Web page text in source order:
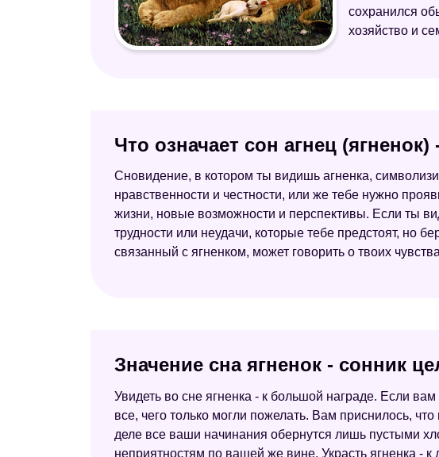
сохранился
хозяйство и
Что означает сон агнец
Сновидение, в котором ты видишь агненка,
нравственности и честности, или же тебе нужно
жизни, новые возможности и перспективы. Если ты
трудности или неудачи, которые тебе предстоят, но
связанный с ягненком, может говорить о твоих
Значение сна ягненок - сонник
Увидеть во сне ягненка - к большой награде. Если
все, чего только могли пожелать. Вам приснилось,
деле все ваши начинания обернутся лишь пустыми
неприятностям по вашей же вине. Украсть ягненка - к